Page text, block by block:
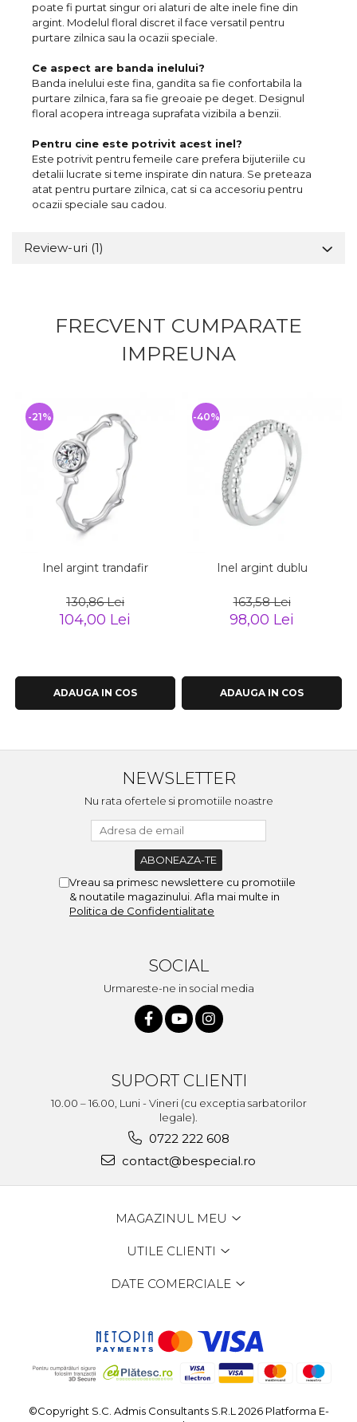
poate fi purtat singur ori alaturi de alte inele fine din
argint. Modelul floral discret il face versatil pentru
purtare zilnica sau la ocazii speciale.
Ce aspect are banda inelului?
Banda inelului este fina, gandita sa fie confortabila la
purtare zilnica, fara sa fie greoaie pe deget. Designul
floral acopera intreaga suprafata vizibila a benzii.
Pentru cine este potrivit acest inel?
Este potrivit pentru femeile care prefera bijuteriile cu
detalii lucrate si teme inspirate din natura. Se preteaza
atat pentru purtare zilnica, cat si ca accesoriu pentru
ocazii speciale sau cadou.
Review-uri (1)
FRECVENT CUMPARATE
IMPREUNA
Inel argint trandafir
130,86 Lei
104,00 Lei
-21%
ADAUGA IN COS
Inel argint dublu
163,58 Lei
98,00 Lei
-40%
ADAUGA IN COS
NEWSLETTER
Nu rata ofertele si promotiile noastre
Vreau sa primesc newslettere cu promotiile
& noutatile magazinului. Afla mai multe in
Politica de Confidentialitate
SOCIAL
Urmareste-ne in social media
SUPORT CLIENTI
10.00 – 16.00, Luni - Vineri (cu exceptia sarbatorilor
legale).
0722 222 608
contact@bespecial.ro
MAGAZINUL MEU
UTILE CLIENTI
DATE COMERCIALE
©Copyright S.C. Admis Consultants S.R.L 2026 Platforma E-